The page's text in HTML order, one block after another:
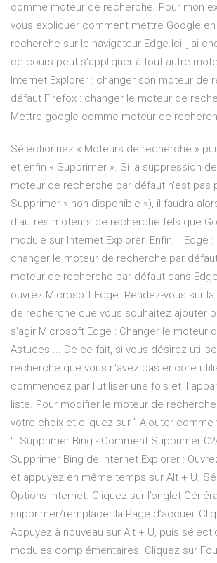
comme moteur de recherche. Pour mon
vous expliquer comment mettre Google
recherche sur le navigateur Edge.Ici, j’ai
ce cours peut s’appliquer à tout autre
Internet Explorer : changer son moteur de
défaut Firefox : changer le moteur de
Mettre google comme moteur de
Sélectionnez « Moteurs de recherche »
et enfin « Supprimer ». Si la suppression
moteur de recherche par défaut n’est pas
Supprimer » non disponible »), il faudra
d’autres moteurs de recherche tels que
module sur Internet Explorer. Enfin, il Edge
changer le moteur de recherche par
moteur de recherche par défaut dans
ouvrez Microsoft Edge. Rendez-vous sur
de recherche que vous souhaitez ajouter
s'agir Microsoft Edge : Changer le moteur
Astuces ... De ce fait, si vous désirez
recherche que vous n'avez pas encore
commencez par l'utiliser une fois et il
liste. Pour modifier le moteur de
votre choix et cliquez sur " Ajouter comme
". Supprimer Bing - Comment Supprimer
Supprimer Bing de Internet Explorer :
et appuyez en même temps sur Alt + U.
Options Internet. Cliquez sur l’onglet
supprimer/remplacer la Page
Appuyez à nouveau sur Alt + U, puis
modules complémentaires. Cliquez sur